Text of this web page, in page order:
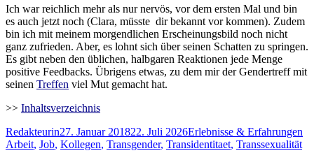
Ich war reichlich mehr als nur nervös, vor dem ersten Mal und bin
es auch jetzt noch (Clara, müsste dir bekannt vor kommen). Zudem
bin ich mit meinem morgendlichen Erscheinungsbild noch nicht
ganz zufrieden. Aber, es lohnt sich über seinen Schatten zu springen.
Es gibt neben den üblichen, halbgaren Reaktionen jede Menge
positive Feedbacks. Übrigens etwas, zu dem mir der Gendertreff mit
seinen Treffen viel Mut gemacht hat.
>> Inhaltsverzeichnis
Autor
RedakteurinVeröffentlicht
am
27. Januar 201822. Juli 2026Kategorien
Erlebnisse & Erfahrungen
Arbeit, Job, Kollegen, Transgender, Transidentitaet, Transsexualität